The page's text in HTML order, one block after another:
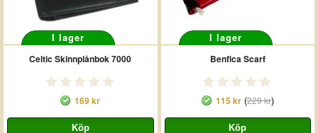
I lager
Celtic Skinnplånbok 7000
169 kr
I lager
Benfica Scarf
115 kr(229 kr)